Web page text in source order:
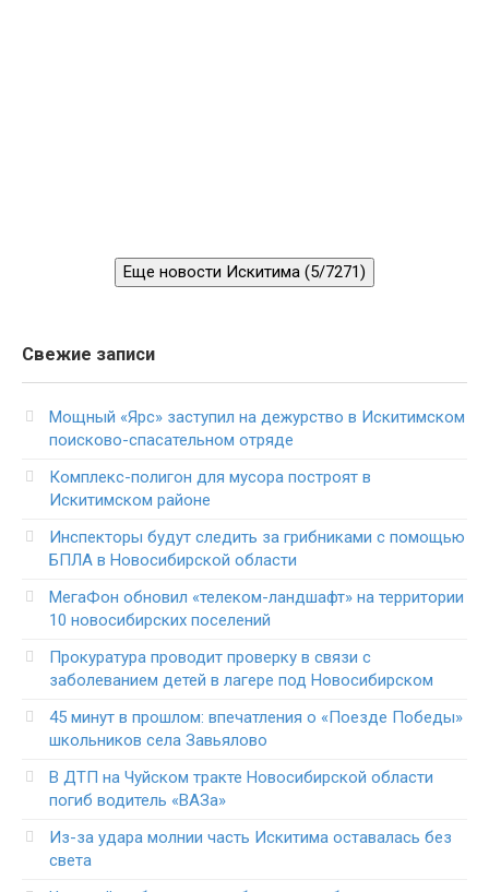
Еще новости Искитима (5/7271)
Свежие записи
Мощный «Ярс» заступил на дежурство в Искитимском
поисково-спасательном отряде
Комплекс-полигон для мусора построят в
Искитимском районе
Инспекторы будут следить за грибниками с помощью
БПЛА в Новосибирской области
МегаФон обновил «телеком-ландшафт» на территории
10 новосибирских поселений
Прокуратура проводит проверку в связи с
заболеванием детей в лагере под Новосибирском
45 минут в прошлом: впечатления о «Поезде Победы»
школьников села Завьялово
В ДТП на Чуйском тракте Новосибирской области
погиб водитель «ВАЗа»
Из-за удара молнии часть Искитима оставалась без
света